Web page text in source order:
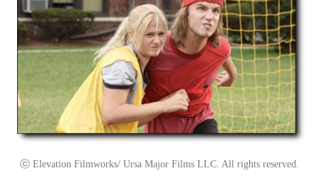
ⓒ Elevation Filmworks/ Ursa Major Films LLC. All rights reserved.